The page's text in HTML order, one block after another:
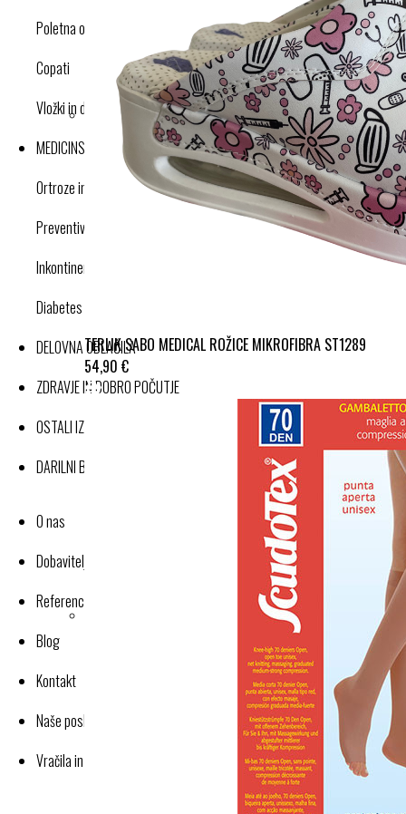
TERLIK SABO MEDICAL ROŽICE MIKROFIBRA ST1289
54,90 €
Poletna obutev
Copati
Vložki in dodatki
MEDICINSKI IZDELKI
Ortroze in opornice
Preventivne kompresijske nogavice
Inkontinenca
Diabetes
DELOVNA OBLAČILA
ZDRAVJE IN DOBRO POČUTJE
OSTALI IZDELKI
DARILNI BONI
O nas
Dobavitelji-proizvajalci
Reference
Blog
Kontakt
Naše poslovanje
Vračila in reklamacije